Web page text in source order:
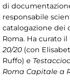
di
responsabile
catalogazione dei
Roma. Ha curato
20/20 (con
Ruffo) e
Roma Capitale a